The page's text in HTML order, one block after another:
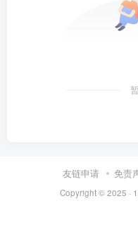
友链申请 免责
Copyright © 2025 ·